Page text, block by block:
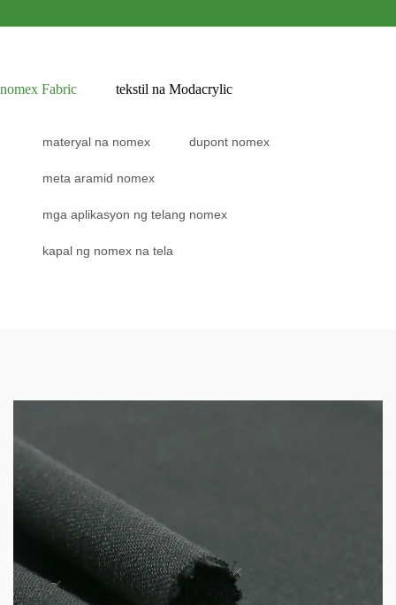
nomex Fabric tekstil na Modacrylic
materyal na nomex dupont nomex
meta aramid nomex
mga aplikasyon ng telang nomex
kapal ng nomex na tela